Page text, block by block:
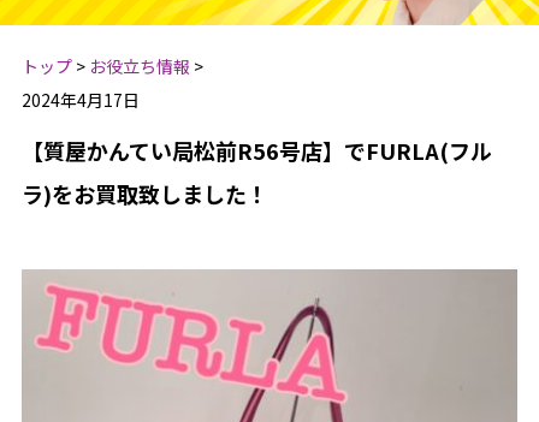
トップ> お役立ち情報 >
2024年4月17日
【質屋かんてい局松前R56号店】でFURLA(フル
ラ)をお買取致しました！